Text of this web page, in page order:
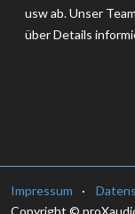
usw ab. Unser
über Details
Impressum
Copyright ©